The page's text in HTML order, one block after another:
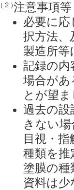
（２）注意事項等
必要に
択方法、
製造所等
記録の内
場合が
とが望
過去の設
きない
目視・
種類を推
塗膜の種
資料は